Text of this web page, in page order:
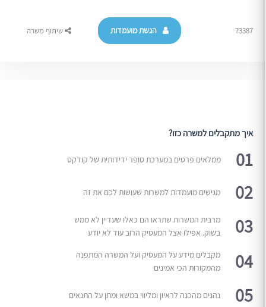
73387 הגשת מועמדות שיתוף משרה
איך מתקבלים למשרה כזו?
01 ממלאים פרטים במערכת סופר ידידותית של קודקס
02 מגישים מועמדות למשרות שעושות לכם את זה
03
מרבית המשרות שתראו הם כאלו שעדיין לא ממש
בשוק. אפילו אצל המעסיק הרוב עוד לא יודע
04
מקבלים מידע על המעסיק ועל המשרה המתפנה
מהמקורות הכי אמינים
05 נהנים מהכנה לראיון ומליווי במשא ומתן על התנאים